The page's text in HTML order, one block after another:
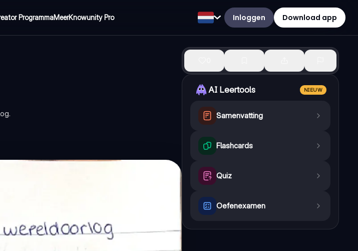
ProgrammaMeerKnowunity Pro Inloggen Download app
AI Leertools NIEUW
Samenvatting
Flashcards
Quiz
Oefenexamen